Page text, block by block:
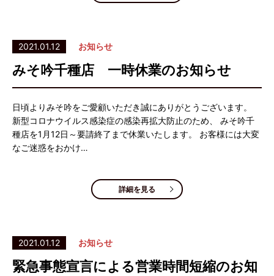
2021.01.12 お知らせ
みそ吟千種店 一時休業のお知らせ
日頃よりみそ吟をご愛顧いただき誠にありがとうございます。
新型コロナウイルス感染症の感染再拡大防止のため、 みそ吟千
種店を1月12日～要請終了まで休業いたします。 お客様には大変
なご迷惑をおかけ…
詳細を見る
2021.01.12 お知らせ
緊急事態宣言による営業時間短縮のお知